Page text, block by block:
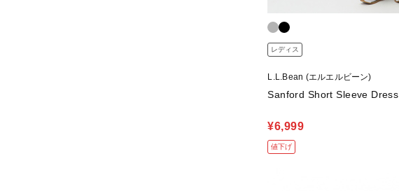
レディス
L.L.Bean (エルエルビーン)
Sanford Short Sleeve Dress
¥6,999
値下げ